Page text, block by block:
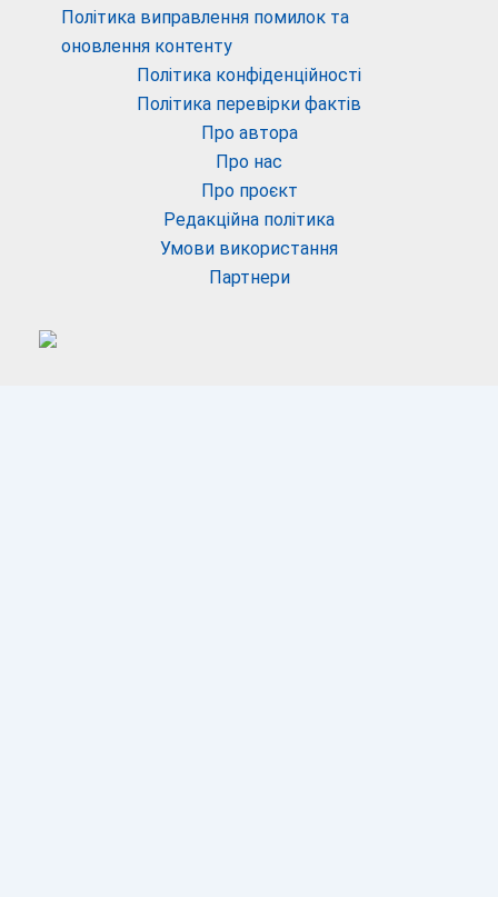
Політика виправлення помилок та
оновлення контенту
Політика конфіденційності
Політика перевірки фактів
Про автора
Про нас
Про проєкт
Редакційна політика
Умови використання
Партнери